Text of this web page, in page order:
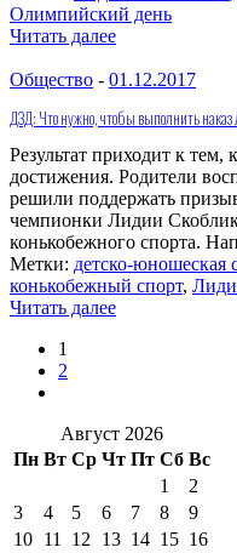
Олимпийский день
Читать далее
Общество - 01.12.2017
ДЗД: Что нужно, чтобы выполнить
Результат приходит к тем,
достижения. Родители
решили поддержать
чемпионки Лидии
конькобежного спорта.
Метки: детско-юношеская
конькобежный спорт,
Читать далее
1
2
Август 2026
Пн Вт Ср Чт Пт Сб Вс
1
2
3
4 5 6 7 8
9
10 11 12 13 14 15 16